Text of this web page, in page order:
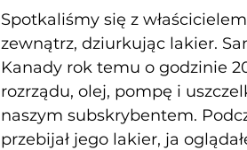
Spotkaliśmy się z
zewnątrz, dziurkując lakier.
Kanady rok temu o godzinie
rozrządu, olej, pompę i
naszym subskrybentem.
przebijał jego lakier, ja